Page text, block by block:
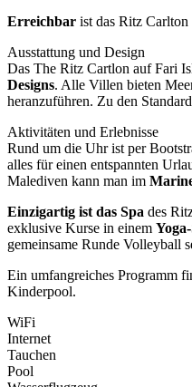
Erreichbar ist das Ritz
Ausstattung und Design
Das The Ritz Cartlon auf Fari
Designs. Alle Villen bieten
heranzuführen. Zu den
Aktivitäten und Erlebnisse
Rund um die Uhr ist per
alles für einen entspannten
Malediven kann man im
Einzigartig ist das Spa des
exklusive Kurse in einem
gemeinsame Runde Volleyball
Ein umfangreiches Programm
Kinderpool.
WiFi
Internet
Tauchen
Pool